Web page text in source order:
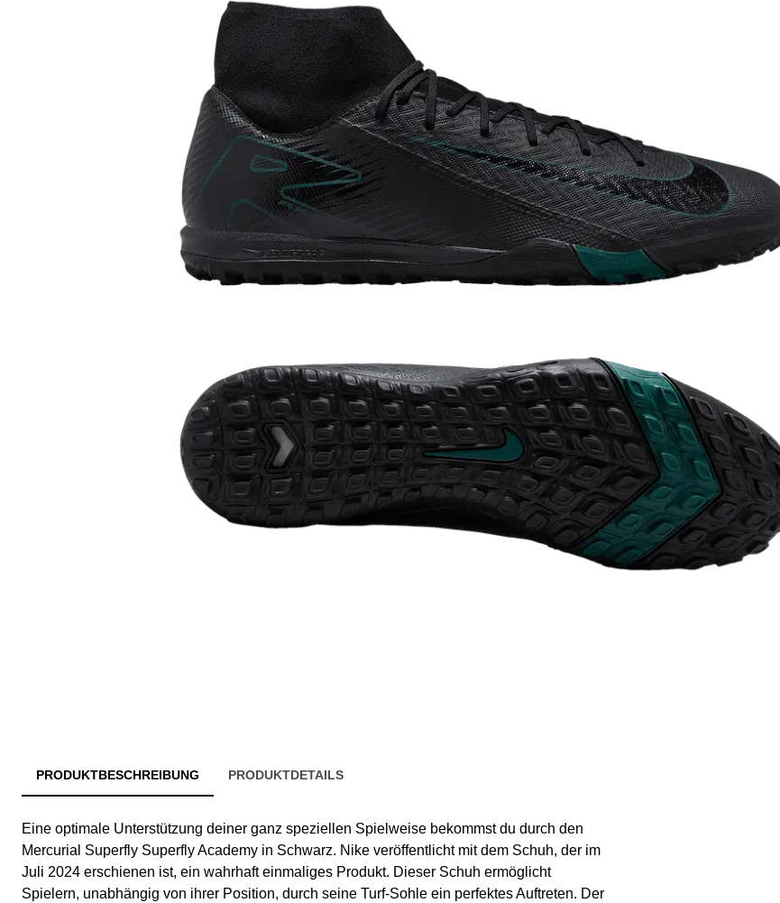
PRODUKTBESCHREIBUNG PRODUKTDETAILS
Eine optimale Unterstützung deiner ganz speziellen Spielweise bekommst du durch den
Mercurial Superfly Superfly Academy in Schwarz. Nike veröffentlicht mit dem Schuh, der im
Juli 2024 erschienen ist, ein wahrhaft einmaliges Produkt. Dieser Schuh ermöglicht
Spielern, unabhängig von ihrer Position, durch seine Turf-Sohle ein perfektes Auftreten. Der